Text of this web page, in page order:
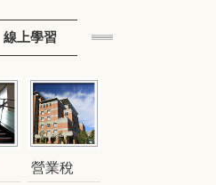
線上學習
營業稅